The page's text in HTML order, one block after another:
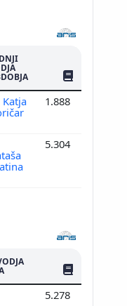
Prikaži več
ŠTEV.
Katja
1.888
5.304
ŠTEV.
5.278